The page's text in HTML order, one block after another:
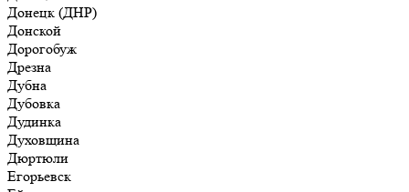
Донецк (ДНР)
Донской
Дорогобуж
Дрезна
Дубна
Дубовка
Дудинка
Духовщина
Дюртюли
Егорьевск